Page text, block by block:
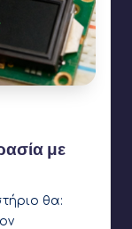
με
θα: